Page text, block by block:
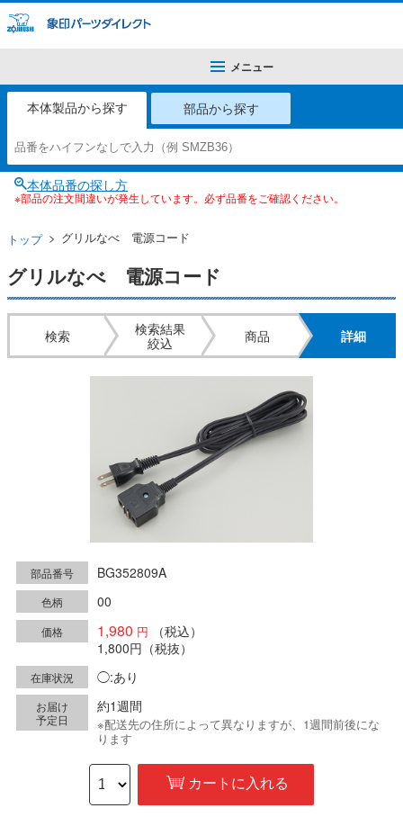
メニュー
本体製品から探す 部品から探す
本体品番の探し方
※部品の注文間違いが発生しています。必ず品番をご確認ください。
トップ グリルなべ 電源コード
グリルなべ 電源コード
検索
検索結果
絞込
商品 詳細
部品番号 BG352809A
色柄 00
価格 1,980
（税込）
1,800円 （税抜）
在庫状況 ◯:あり
お届け
予定日
約1週間
※配送先の住所によって異なりますが、1週間前後にな
ります
カートに入れる